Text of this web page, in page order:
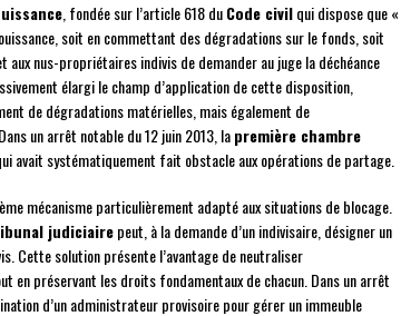
, fondée sur l’article 618 duCode civilqui dispose que «
soit en commettant des dégradations sur le fonds, soit
nus-propriétaires indivis de demander au juge la déchéance
élargi le champ d’application de cette disposition,
de dégradations matérielles, mais également de
un arrêt notable du 12 juin 2013, lapremière chambre
avait systématiquement fait obstacle aux opérations de partage.
mécanisme particulièrement adapté aux situations de blocage.
judiciairepeut, à la demande d’un indivisaire, désigner un
Cette solution présente l’avantage de neutraliser
préservant les droits fondamentaux de chacun. Dans un arrêt
d’un administrateur provisoire pour gérer un immeuble